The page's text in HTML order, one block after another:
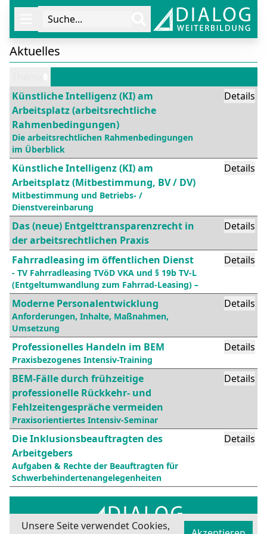
Öffne Navigation
Suche...
Aktuelles
Künstliche Intelligenz (KI) am
Arbeitsplatz (arbeitsrechtliche
Rahmenbedingungen)
Die arbeitsrechtlichen Rahmenbedingungen
im Überblick
Details
Künstliche Intelligenz (KI) am
Arbeitsplatz (Mitbestimmung, BV / DV)
Mitbestimmung und Betriebs- /
Dienstvereinbarung
Details
Das (neue) Entgelttransparenzrecht in
der arbeitsrechtlichen Praxis
Details
Fahrradleasing im öffentlichen Dienst
- TV Fahrradleasing TVöD VKA und § 19b TV-L
(Entgeltumwandlung zum Fahrrad-Leasing) –
Details
Moderne Personalentwicklung
Anforderungen, Inhalte, Maßnahmen,
Umsetzung
Details
Professionelles Handeln im BEM
Praxisbezogenes Intensiv-Training
Details
BEM-Fälle durch frühzeitige
professionelle Rückkehr- und
Fehlzeitengespräche vermeiden
Praxisorientiertes Intensiv-Seminar
Details
Die Inklusionsbeauftragten des
Arbeitgebers
Aufgaben & Rechte der Beauftragten für
Schwerbehindertenangelegenheiten
Details
Unsere Seite verwendet Cookies,